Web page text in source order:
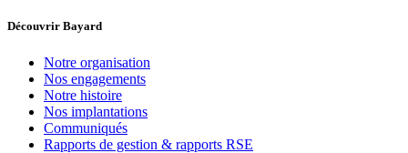
Découvrir Bayard
Notre organisation
Nos engagements
Notre histoire
Nos implantations
Communiqués
Rapports de gestion & rapports RSE